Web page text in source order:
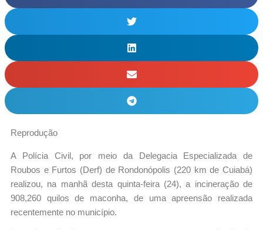
Reprodução
A Polícia Civil, por meio da Delegacia Especializada de
Roubos e Furtos (Derf) de Rondonópolis (220 km de Cuiabá)
realizou, na manhã desta quinta-feira (24), a incineração de
908,260 quilos de maconha, de uma apreensão realizada
recentemente no município.